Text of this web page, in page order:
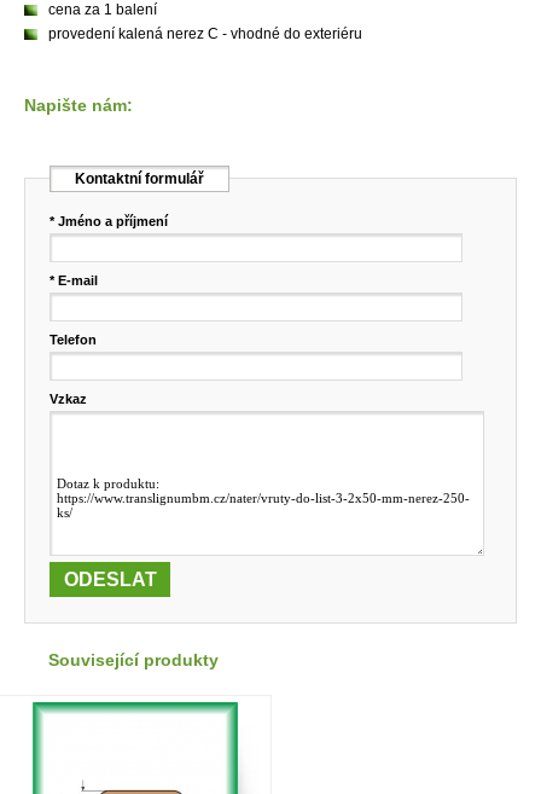
cena za 1 balení
provedení kalená nerez C - vhodné do exteriéru
Napište nám:
Kontaktní formulář
* Jméno a příjmení
* E-mail
Telefon
Vzkaz
Související produkty